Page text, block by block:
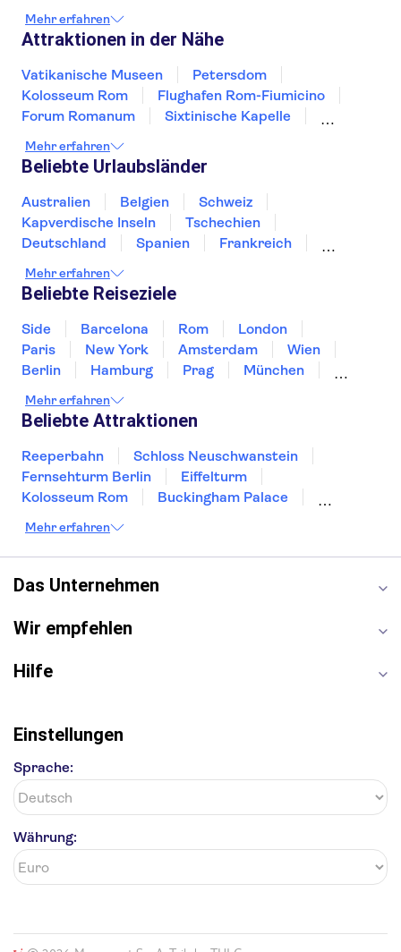
Mehr erfahren
Attraktionen in der Nähe
Vatikanische Museen
Petersdom
Kolosseum Rom
Flughafen Rom-Fiumicino
Forum Romanum
Sixtinische Kapelle
Murano und Burano
Wein & Speise-Degustation in Rom
Amalfiküste
Gondelfahrten
Katakomben in Rom
Mehr erfahren
Beliebte Urlaubsländer
Australien Belgien
Schweiz
Kapverdische Inseln
Tschechien
Deutschland
Spanien
Frankreich
Italien
Japan Luxemburg
Polen
Portugal Schweden
Mehr erfahren
Beliebte Reiseziele
Side Barcelona Rom
London
Paris
New York Amsterdam
Wien
Berlin
Hamburg Prag
München
Stuttgart
Heidelberg
Mehr erfahren
Beliebte Attraktionen
Reeperbahn
Schloss Neuschwanstein
Fernsehturm Berlin
Eiffelturm
Kolosseum Rom
Buckingham Palace
Sagrada Familia
Moulin Rouge
Burj Khalifa
Keukenhof
London Eye
Elbphilharmonie
Mehr erfahren
Das Unternehmen
Wir empfehlen
Hilfe
Einstellungen
Sprache:
Währung: